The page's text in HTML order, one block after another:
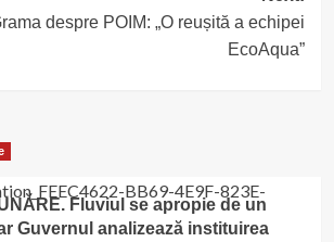
despre POIM: „O reușită a echipei
EcoAqua”
Fluviul se apropie de un
Guvernul analizează instituirea